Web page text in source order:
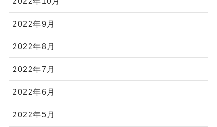
2022年9月
2022年8月
2022年7月
2022年6月
2022年5月